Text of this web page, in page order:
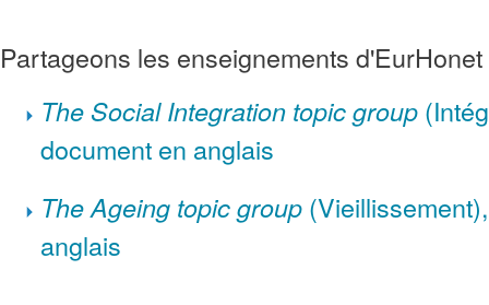
Partageons les enseignements
The Social Integration topic group
document en anglais
The Ageing topic group
anglais